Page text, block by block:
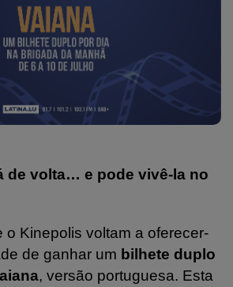
de volta… e pode vivê-la no
o Kinepolis voltam a oferecer-
de ganhar um bilhete duplo
, versão portuguesa. Esta